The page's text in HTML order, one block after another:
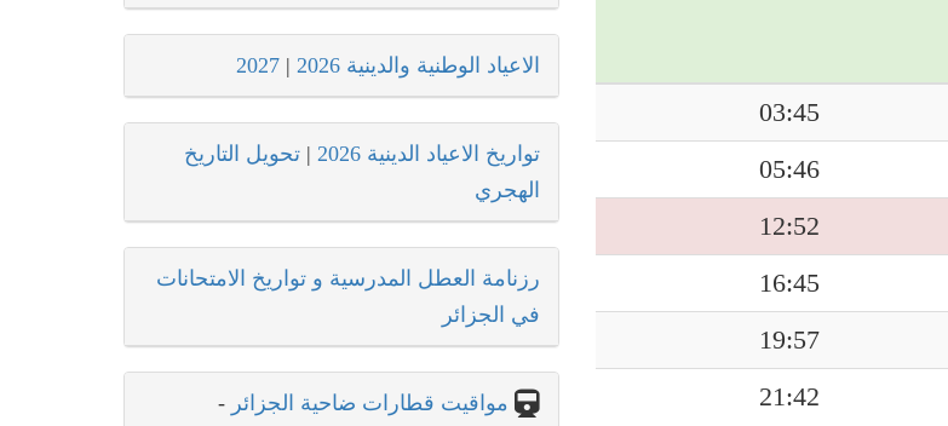
03:45
05:46
12:52
16:45
19:57
21:42
الاعياد الوطنية والدينية 2026 |
2027
تواريخ الاعياد الدينية 2026 | تحويل التاريخ
الهجري
رزنامة العطل المدرسية و تواريخ الامتحانات
في الجزائر
مواقيت قطارات ضاحية الجزائر -